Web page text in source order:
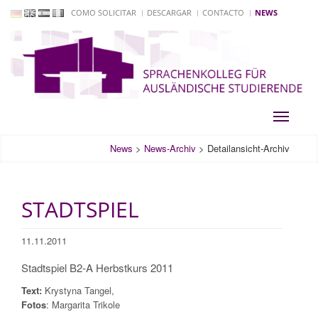
COMO SOLICITAR DESCARGAR CONTACTO NEWS
Toggle
News > News-Archiv > Detailansicht-Archiv
STADTSPIEL
11.11.2011
Stadtspiel B2-A Herbstkurs 2011
Text: Krystyna Tangel,
Fotos: Margarita Trikole